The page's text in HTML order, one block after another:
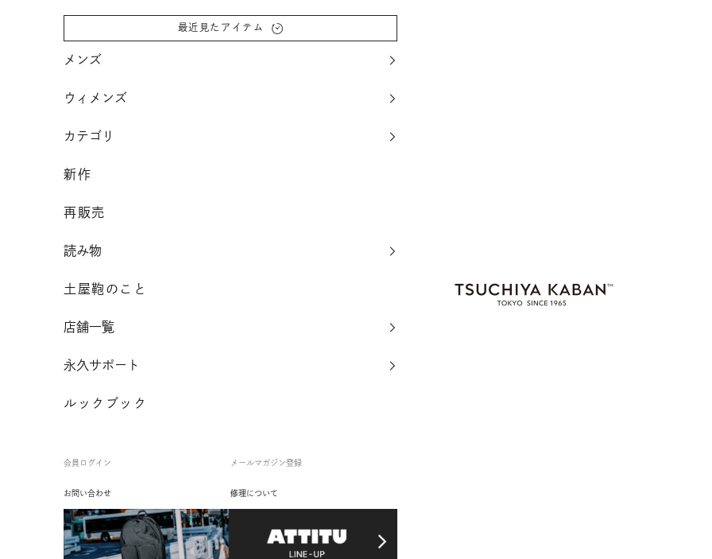
土屋鞄製造所
最近見たアイテム
メンズ
ウィメンズ
カテゴリ
新作
再販売
読み物
土屋鞄のこと
店舗一覧
永久サポート
ルックブック
会員ログイン メールマガジン登録
お問い合わせ 修理について